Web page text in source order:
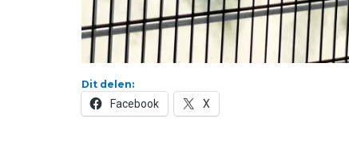
Dit delen:
Facebook X